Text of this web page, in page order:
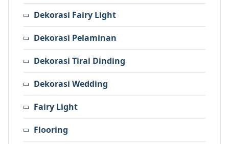
Dekorasi Fairy Light
Dekorasi Pelaminan
Dekorasi Tirai Dinding
Dekorasi Wedding
Fairy Light
Flooring